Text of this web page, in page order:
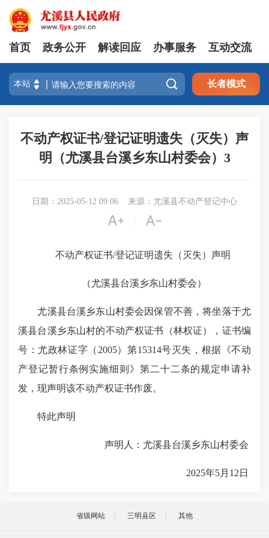
首页 政务公开 解读回应 办事服务 互动交流
 长者模式
不动产权证书/登记证明遗失（灭失）声
明（尤溪县台溪乡东山村委会）3
日期：2025-05-12 09:06 来源：尤溪县不动产登记中心
 
不动产权证书/登记证明遗失（灭失）声明
（尤溪县台溪乡东山村委会）
尤溪县台溪乡东山村委会因保管不善，将坐落于尤
溪县台溪乡东山村的不动产权证书（林权证），证书编
号：尤政林证字（2005）第15314号灭失，根据《不动
产登记暂行条例实施细则》第二十二条的规定申请补
发，现声明该不动产权证书作废。
特此声明
声明人：尤溪县台溪乡东山村委会
2025年5月12日
省级网站 三明县区 其他